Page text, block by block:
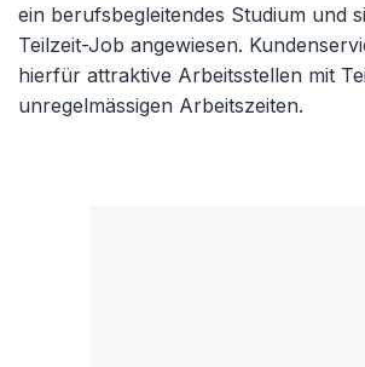
ein berufsbegleitendes Studium und
Teilzeit-Job angewiesen.
hierfür attraktive Arbeitsstellen mit
unregelmässigen Arbeitszeiten.